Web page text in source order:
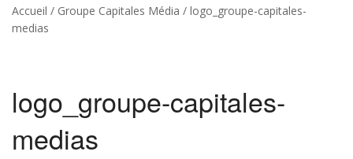
Accueil / Groupe Capitales Média / logo_groupe-capitales-
medias
logo_groupe-capitales-
medias